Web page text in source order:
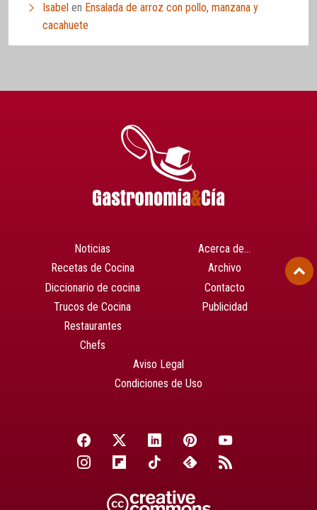
Isabel en Ensalada de arroz con pollo, manzana y
cacahuete
Noticias
Recetas de Cocina
Diccionario de cocina
Trucos de Cocina
Restaurantes
Chefs
Acerca de…
Archivo
Contacto
Publicidad
Aviso Legal
Condiciones de Uso